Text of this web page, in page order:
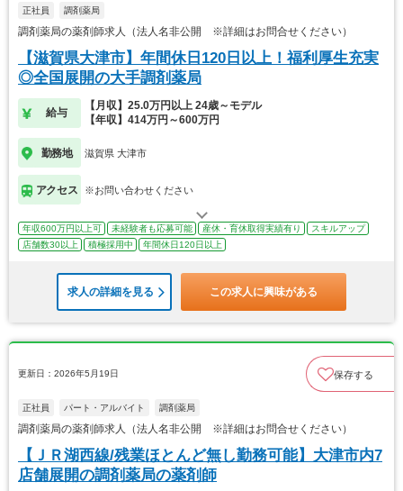
正社員 調剤薬局
調剤薬局の薬剤師求人（法人名非公開 ※詳細はお問合せください）
【滋賀県大津市】年間休日120日以上！福利厚生充実
◎全国展開の大手調剤薬局
給与
【月収】25.0万円以上 24歳～モデル
【年収】414万円～600万円
勤務地 滋賀県 大津市
アクセス ※お問い合わせください
年収600万円以上可 未経験者も応募可能 産休・育休取得実績有り
スキルアップ
店舗数30以上
積極採用中 年間休日120日以上
求人の詳細を見る この求人に興味がある
更新日：2026年5月19日 保存する
正社員 パート・アルバイト 調剤薬局
調剤薬局の薬剤師求人（法人名非公開 ※詳細はお問合せください）
【ＪＲ湖西線/残業ほとんど無し勤務可能】大津市内7
店舗展開の調剤薬局の薬剤師